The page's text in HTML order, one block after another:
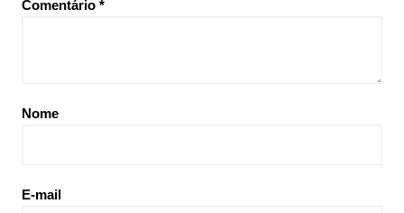
Comentário *
Nome
E-mail